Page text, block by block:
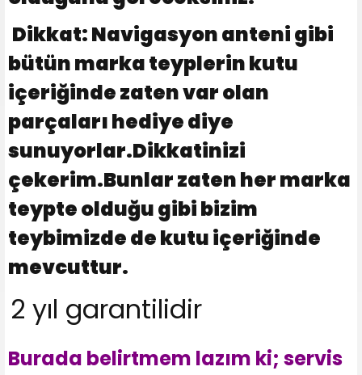
Dikkat: Navigasyon anteni gibi
bütün marka teyplerin kutu
içeriğinde zaten var olan
parçaları hediye diye
sunuyorlar.Dikkatinizi
çekerim.Bunlar zaten her marka
teypte olduğu gibi bizim
teybimizde de kutu içeriğinde
mevcuttur.
2 yıl garantilidir
Burada belirtmem lazım ki; servis